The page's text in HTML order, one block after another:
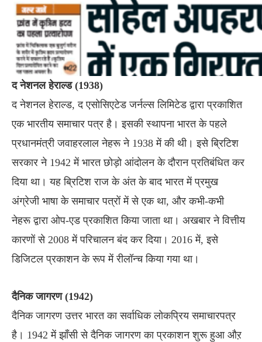
द नेशनल हेराल्ड (1938)
द नेशनल हेराल्ड, द एसोसिएटेड जर्नल्स लिमिटेड द्वारा प्रकाशित
एक भारतीय समाचार पत्र है। इसकी स्थापना भारत के पहले
प्रधानमंत्री जवाहरलाल नेहरू ने 1938 में की थी। इसे ब्रिटिश
सरकार ने 1942 में भारत छोड़ो आंदोलन के दौरान प्रतिबंधित कर
दिया था। यह ब्रिटिश राज के अंत के बाद भारत में प्रमुख
अंग्रेजी भाषा के समाचार पत्रों में से एक था, और कभी-कभी
नेहरू द्वारा ओप-एड प्रकाशित किया जाता था। अखबार ने वित्तीय
कारणों से 2008 में परिचालन बंद कर दिया। 2016 में, इसे
डिजिटल प्रकाशन के रूप में रीलॉन्च किया गया था।
दैनिक जागरण (1942)
दैनिक जागरण उत्तर भारत का सर्वाधिक लोकप्रिय समाचारपत्र
है। 1942 में झाँसी से दैनिक जागरण का प्रकाशन शुरू हुआ औऱ